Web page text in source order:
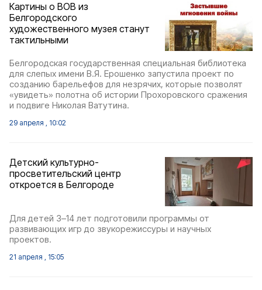
Картины о ВОВ из
Белгородского
художественного музея станут
тактильными
Белгородская государственная специальная библиотека
для слепых имени В.Я. Ерошенко запустила проект по
созданию барельефов для незрячих, которые позволят
«увидеть» полотна об истории Прохоровского сражения
и подвиге Николая Ватутина.
29 апреля , 10:02
Детский культурно-
просветительский центр
откроется в Белгороде
Для детей 3–14 лет подготовили программы от
развивающих игр до звукорежиссуры и научных
проектов.
21 апреля , 15:05